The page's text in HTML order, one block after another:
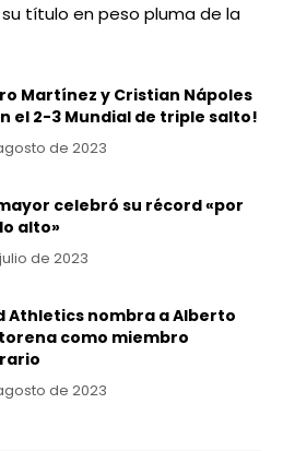
título en peso pluma de la
Martínez y Cristian Nápoles
el 2-3 Mundial de triple salto!
de 2023
celebró su récord «por
alto»
de 2023
Athletics nombra a Alberto
como miembro
de 2023